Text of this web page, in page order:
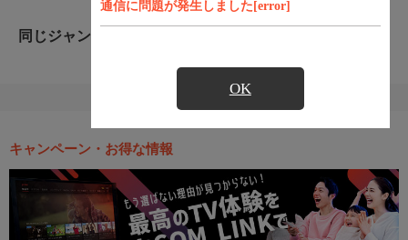
通信に問題が発生しました[error]
OK
同じジャンルのおすすめ番組
キャンペーン・お得な情報